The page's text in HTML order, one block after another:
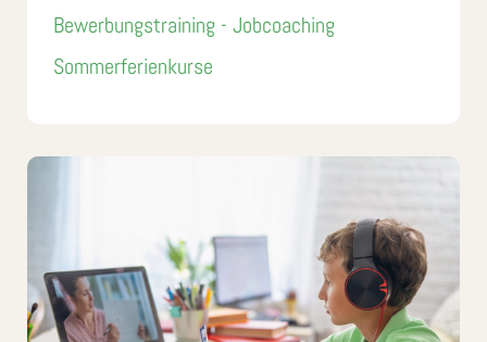
Bewerbungstraining - Jobcoaching
Sommerferienkurse